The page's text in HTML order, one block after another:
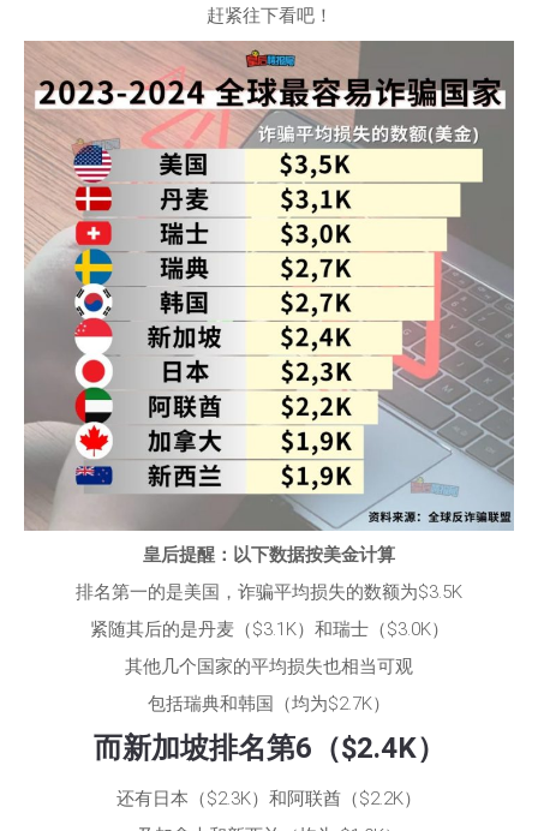
赶紧往下看吧！
皇后提醒：以下数据按美金计算
排名第一的是美国，诈骗平均损失的数额为$3.5K
紧随其后的是丹麦（$3.1K）和瑞士（$3.0K）
其他几个国家的平均损失也相当可观
包括瑞典和韩国（均为$2.7K）
而新加坡排名第6（$2.4K）
还有日本（$2.3K）和阿联酋（$2.2K）